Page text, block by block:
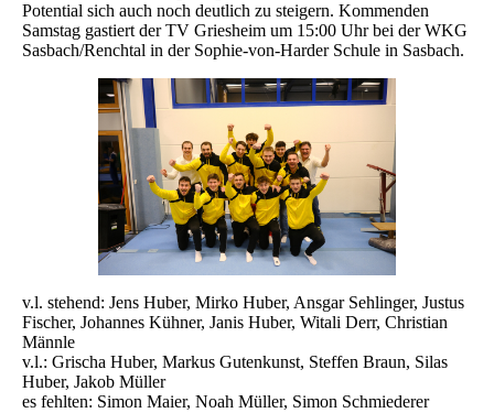
Potential sich auch noch deutlich zu steigern. Kommenden
Samstag gastiert der TV Griesheim um 15:00 Uhr bei der WKG
Sasbach/Renchtal in der Sophie-von-Harder Schule in Sasbach.
v.l. stehend: Jens Huber, Mirko Huber, Ansgar Sehlinger, Justus
Fischer, Johannes Kühner, Janis Huber, Witali Derr, Christian
Männle
v.l.: Grischa Huber, Markus Gutenkunst, Steffen Braun, Silas
Huber, Jakob Müller
es fehlten: Simon Maier, Noah Müller, Simon Schmiederer